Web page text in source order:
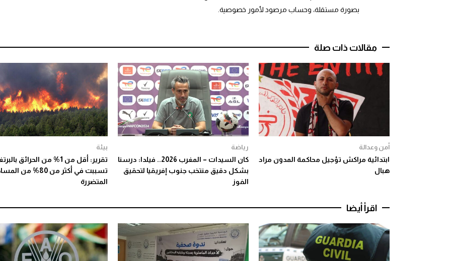
بصورة مستقلة، وحساب مرصود لأمور خصوصية.
مقالات ذات صلة
أمن وعدالة
ابتدائية مراكش تؤجيل محاكمة المدون مراد
هبال
رياضة
كان السيدات – المغرب 2026.. فيلدا: درسنا
بشكل دقيق منتخب جنوب إفريقيا لتحقيق
الفوز
بيئة
تقرير: أقل من 1% من الحرائق
تسببت في أكثر من 80% من
المتضررة
اقرأ أيضا